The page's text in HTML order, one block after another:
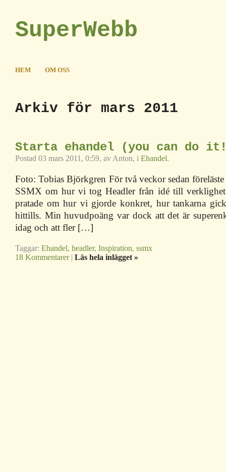
SuperWebb
HEM OM OSS
Arkiv för mars 2011
Starta ehandel (you can do
Postad 03 mars 2011, 0:59, av Anton, i Ehandel.
Foto: Tobias Björkgren För två veckor sedan
SSMX om hur vi tog Headler från idé till verklighet
pratade om hur vi gjorde konkret, hur tankarna
hittills. Min huvudpoäng var dock att det är
idag och att fler […]
Taggar: Ehandel, headler, Inspiration, ssmx
18 Kommentarer| Läs hela inlägget »